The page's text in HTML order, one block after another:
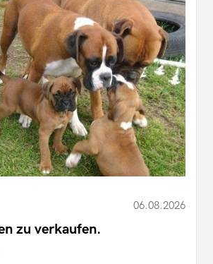
06.08.2026
zu verkaufen.